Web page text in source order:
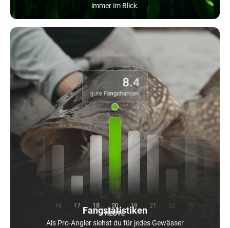
immer im Blick.
Fangstatistiken
Als Pro-Angler siehst du für jedes Gewässer